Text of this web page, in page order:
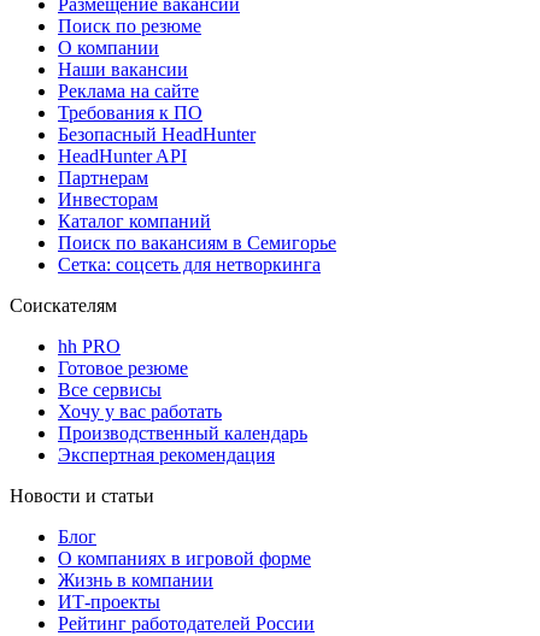
Размещение вакансий
Поиск по резюме
О компании
Наши вакансии
Реклама на сайте
Требования к ПО
Безопасный HeadHunter
HeadHunter API
Партнерам
Инвесторам
Каталог компаний
Поиск по вакансиям в Семигорье
Сетка: соцсеть для нетворкинга
Соискателям
hh PRO
Готовое резюме
Все сервисы
Хочу у вас работать
Производственный календарь
Экспертная рекомендация
Новости и статьи
Блог
О компаниях в игровой форме
Жизнь в компании
ИТ-проекты
Рейтинг работодателей России